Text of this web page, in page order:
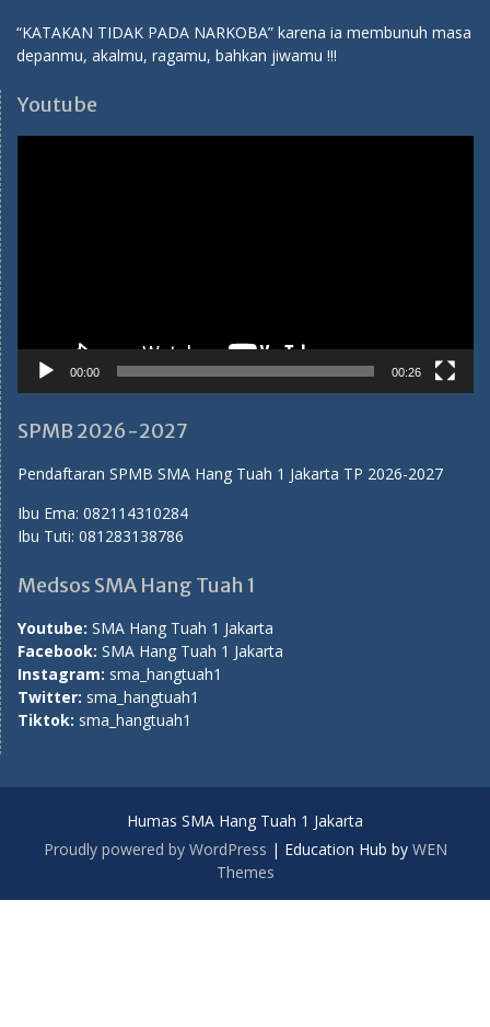
“KATAKAN TIDAK PADA NARKOBA” karena ia membunuh masa
depanmu, akalmu, ragamu, bahkan jiwamu !!!
Youtube
00:00 00:26
SPMB 2026-2027
Pendaftaran SPMB SMA Hang Tuah 1 Jakarta TP 2026-2027
Ibu Ema: 082114310284
Ibu Tuti: 081283138786
Medsos SMA Hang Tuah 1
Youtube: SMA Hang Tuah 1 Jakarta
Facebook: SMA Hang Tuah 1 Jakarta
Instagram: sma_hangtuah1
Twitter: sma_hangtuah1
Tiktok: sma_hangtuah1
Humas SMA Hang Tuah 1 Jakarta
Proudly powered by WordPress | Education Hub by WEN
Themes